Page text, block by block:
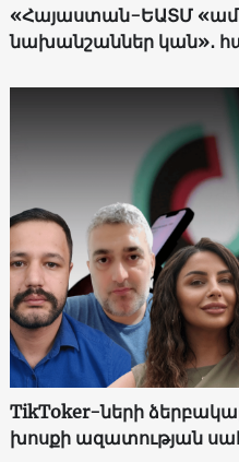
«Հայաստան-ԵԱՏՄ
նախանշաններ կան»․
TikToker-ների
խոսքի ազատության